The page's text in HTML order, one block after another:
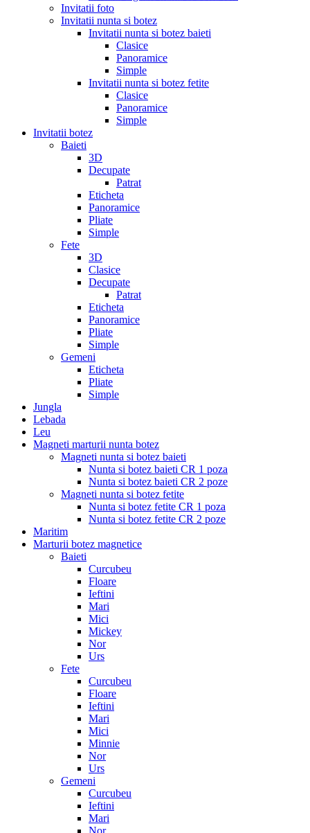
Invitatii foto
Invitatii nunta si botez
Invitatii nunta si botez baieti
Clasice
Panoramice
Simple
Invitatii nunta si botez fetite
Clasice
Panoramice
Simple
Invitatii botez
Baieti
3D
Decupate
Patrat
Eticheta
Panoramice
Pliate
Simple
Fete
3D
Clasice
Decupate
Patrat
Eticheta
Panoramice
Pliate
Simple
Gemeni
Eticheta
Pliate
Simple
Jungla
Lebada
Leu
Magneti marturii nunta botez
Magneti nunta si botez baieti
Nunta si botez baieti CR 1 poza
Nunta si botez baieti CR 2 poze
Magneti nunta si botez fetite
Nunta si botez fetite CR 1 poza
Nunta si botez fetite CR 2 poze
Maritim
Marturii botez magnetice
Baieti
Curcubeu
Floare
Ieftini
Mari
Mici
Mickey
Nor
Urs
Fete
Curcubeu
Floare
Ieftini
Mari
Mici
Minnie
Nor
Urs
Gemeni
Curcubeu
Ieftini
Mari
Nor